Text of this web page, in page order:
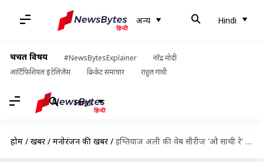
अन्य Hindi
चर्चित विषय #NewsBytesExplainer
नरेंद्र मोदी
आर्टिफिशियल इंटेलिजेंस
क्रिकेट समाचार राहुल गांधी
Hindi
होम / खबरें / मनोरंजन की खबरें / इम्तियाज अली की वेब सीरीज 'ओ साथी रे' का ऐलान, अदिति राव समेत ये कलाकार दिखेंगे